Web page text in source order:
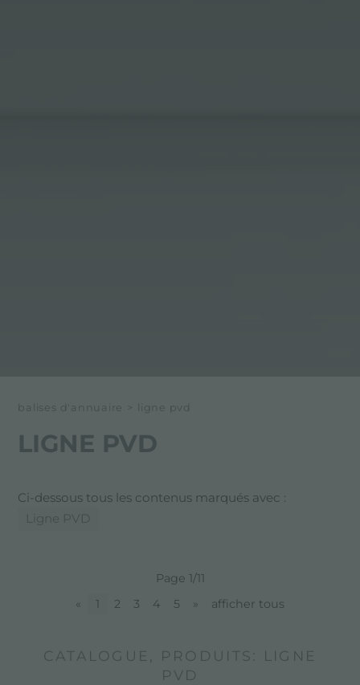
balises d'annuaire > ligne pvd
LIGNE PVD
Ci-dessous tous les contenus marqués avec :
Ligne PVD
Page 1/11
«
1 2 3 4 5 » afficher tous
CATALOGUE, PRODUITS: LIGNE
PVD